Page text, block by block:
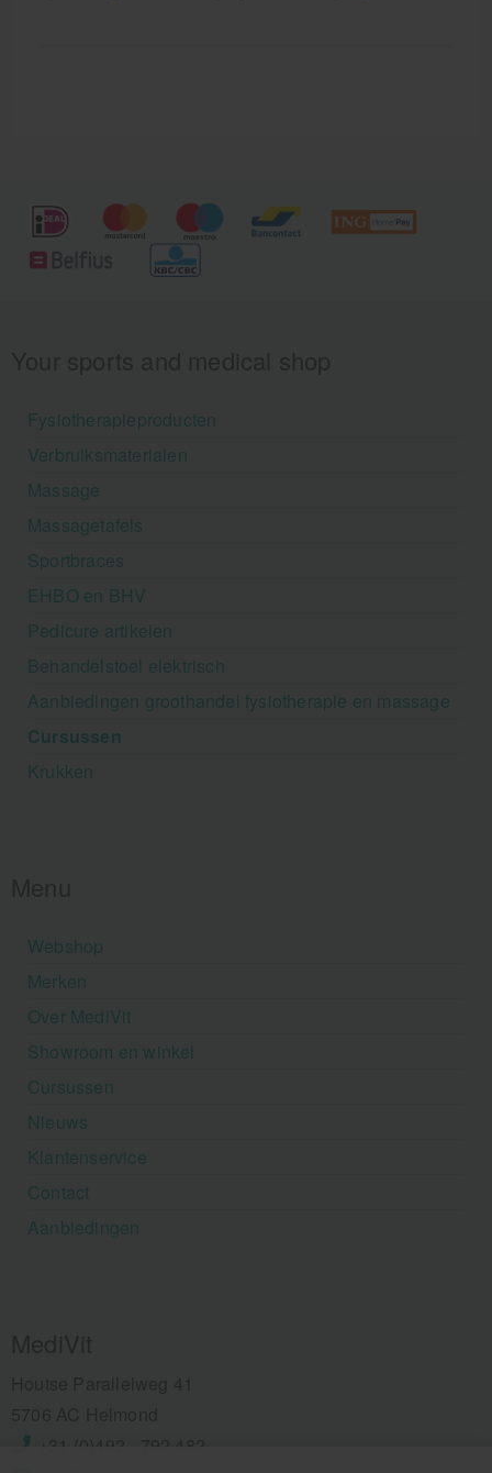
Fysiotherapieproducten
Verbruiksmaterialen
Massage
Massagetafels
Sportbraces
EHBO en BHV
Pedicure artikelen
Behandelstoel elektrisch
Aanbiedingen groothandel fysiotherapie en massage
Cursussen
Krukken
Webshop
Merken
Over MediVit
Showroom en winkel
Cursussen
Nieuws
Klantenservice
Contact
Aanbiedingen
+31 (0)492 - 792 482